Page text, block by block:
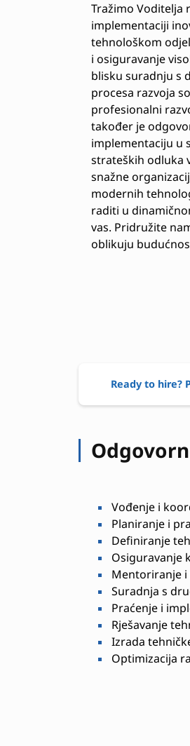
Tražimo Voditelja
implementaciji
tehnološkom
i osiguravanje
blisku suradnju s
procesa razvoja
profesionalni
također je
implementaciju u
strateških odluka
snažne
modernih
raditi u
vas. Pridružite
oblikuju
Ready to hire?
Vođenje i
Planiranje i
Definiranje
Osiguravanje
Mentoriranje i
Suradnja s
Praćenje i
Rješavanje
Izrada
Optimizacija